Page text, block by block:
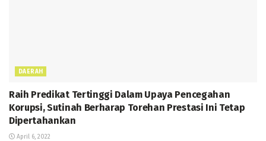
DAERAH
Raih Predikat Tertinggi Dalam Upaya Pencegahan
Korupsi, Sutinah Berharap Torehan Prestasi Ini Tetap
Dipertahankan
April 6, 2022